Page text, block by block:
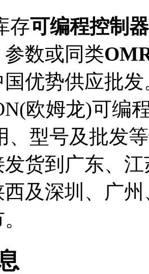
存可编程控制
数或同类
优势供应批
欧姆龙)可编
、型号及批发
货到广东、
西及深圳、广